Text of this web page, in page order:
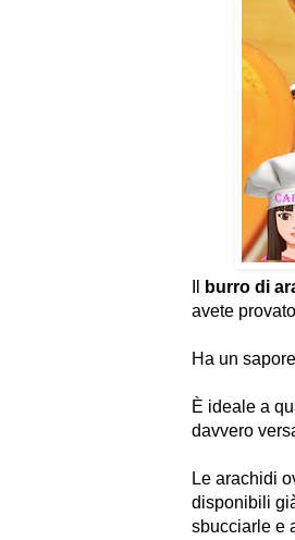
burro di
avete
Ha un
È ideale a
davvero
Le arachidi
disponibili
sbucciarle e